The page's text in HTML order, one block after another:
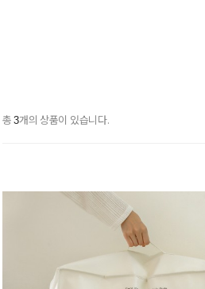
총3개의 상품이 있습니다.